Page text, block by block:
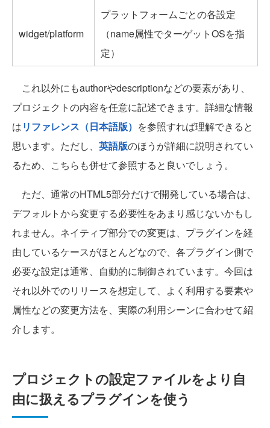
widget/platform
プラットフォームごとの各設定
（name属性でターゲットOSを指
定）
これ以外にもauthorやdescriptionなどの要素があり、
プロジェクトの内容を任意に記述できます。詳細な情報
はリファレンス（日本語版） を参照すれば理解できると
思います。ただし、 英語版のほうが詳細に説明されてい
るため、こちらも併せて参照すると良いでしょう。
ただ、通常のHTML5部分だけで開発している場合は、
デフォルトから変更する必要性をあまり感じないかもし
れません。ネイティブ部分での変更は、プラグインを経
由しているケースがほとんどなので、各プラグイン側で
必要な設定は通常、自動的に制御されています。今回は
それ以外でのリリースを想定して、よく利用する要素や
属性などの変更方法を、実際の利用シーンに合わせて紹
介します。
プロジェクトの設定ファイルをより自
由に扱えるプラグインを使う